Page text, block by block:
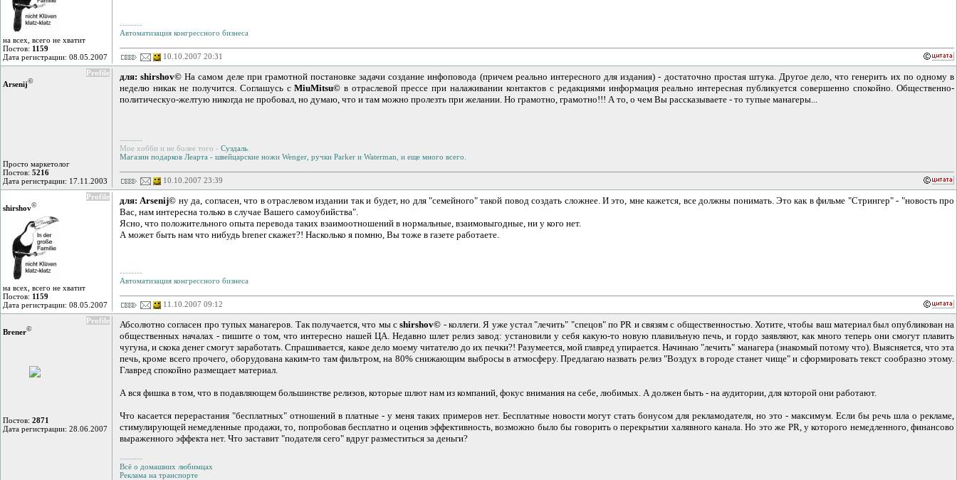
на всех, всего не хватит
Постов: 1159
Дата регистрации: 08.05.2007
--------
Автоматизация конгрессного бизнеса
10.10.2007 20:31
Profile
Arsenij©
Просто маркетолог
Постов: 5216
Дата регистрации: 17.11.2003
для: shirshov© На самом деле при грамотной постановке задачи создание инфоповода (причем реально интересного для издания) - достаточно простая штука. Другое дело, что генерить их по одному в
неделю никак не получится. Соглашусь сMiuMitsu© в отраслевой прессе при налаживании контактов с редакциями информация реально интересная публикуется совершенно спокойно. Общественно-
политическуо-желтую никогда не пробовал, но думаю, что и там можно пролезть при желании. Но грамотно, грамотно!!! А то, о чем Вы рассказываете - то тупые манагеры...
--------
Мое хобби и не более того - Суздаль
Магазин подарков Леарта - швейцарские ножи Wenger, ручки Parker и Waterman, и еще много всего.
10.10.2007 23:39
Profile
shirshov©
на всех, всего не хватит
Постов: 1159
Дата регистрации: 08.05.2007
для: Arsenij© ну да, согласен, что в отраслевом издании так и будет, но для "семейного" такой повод создать сложнее. И это, мне кажется, все должны понимать. Это как в фильме "Стрингер" - "новость про
Вас, нам интересна только в случае Вашего самоубийства".
Ясно, что положительного опыта перевода таких взаимоотношений в нормальные, взаимовыгодные, ни у кого нет.
А может быть нам что нибудь brener скажет?! Насколько я помню, Вы тоже в газете работаете.
--------
Автоматизация конгрессного бизнеса
11.10.2007 09:12
Profile
Brener©
Постов: 2871
Дата регистрации: 28.06.2007
Абсолютно согласен про тупых манагеров. Так получается, что мы сshirshov© - коллеги. Я уже устал "лечить" "спецов" по PR и связям с общественностью. Хотите, чтобы ваш материал был опубликован на
общественных началах - пишите о том, что интересно нашей ЦА. Недавно шлет релиз завод: установили у себя какую-то новую плавильную печь, и гордо заявляют, как много теперь они смогут плавить
чугуна, и скока денег смогут заработать. Спрашивается, какое дело моему читателю до их печки?! Разумеется, мой главред упирается. Начинаю "лечить" манагера (знакомый потому что). Выясняется, что эта
печь, кроме всего прочего, оборудована каким-то там фильтром, на 80% снижающим выбросы в атмосферу. Предлагаю назвать релиз "Воздух в городе станет чище" и сформировать текст сообразно этому.
Главред спокойно размещает материал.
А вся фишка в том, что в подавляющем большинстве релизов, которые шлют нам из компаний, фокус внимания на себе, любимых. А должен быть - на аудитории, для которой они работают.
Что касается перерастания "бесплатных" отношений в платные - у меня таких примеров нет. Бесплатные новости могут стать бонусом для рекламодателя, но это - максимум. Если бы речь шла о рекламе,
стимулирующей немедленные продажи, то, попробовав бесплатно и оценив эффективность, возможно было бы говорить о перекрытии халявного канала. Но это же PR, у которого немедленного, финансово
выраженного эффекта нет. Что заставит "подателя сего" вдруг разместиться за деньги?
--------
Всё о домашних любимцах
Реклама на транспорте